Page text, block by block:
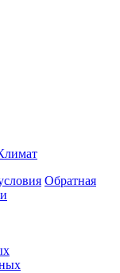
Обратная